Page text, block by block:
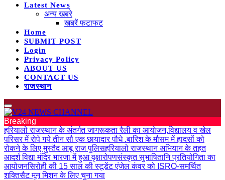
Latest News
अन्य खबरे
खबरें फटाफट
Home
SUBMIT POST
Login
Privacy Policy
ABOUT US
CONTACT US
राजस्थान
Breaking
हरियालो राजस्थान के अंतर्गत जागरूकता रैली का आयोजन,विद्यालय व खेल
परिसर में रोपे गये तीन सौ एक छायादार पौधे .बारिश के मौसम में हादसों को
रोकने के लिए मुस्तैद आबू राज पुलिसहरियालो राजस्थान अभियान के तहत
आदर्श विद्या मंदिर भारजा में हुआ वृक्षारोपणसंस्कृत सुभाषितानि प्रतियोगिता का
आयोजनसिरोही की 15 साल की स्टूडेंट एंजेल कंवर को ISRO-समर्थित
शक्तिसैट मून मिशन के लिए चुना गया